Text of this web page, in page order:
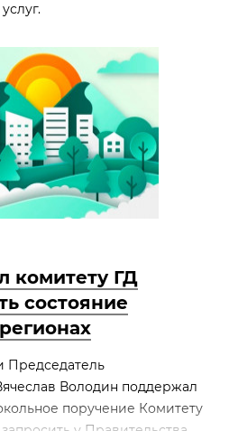
комитету ГД
состояние
Председатель
Володин поддержал
поручение Комитету